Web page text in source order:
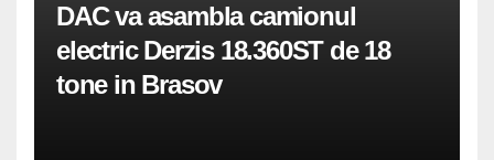
DAC va asambla camionul
electric Derzis 18.360ST de 18
tone in Brasov